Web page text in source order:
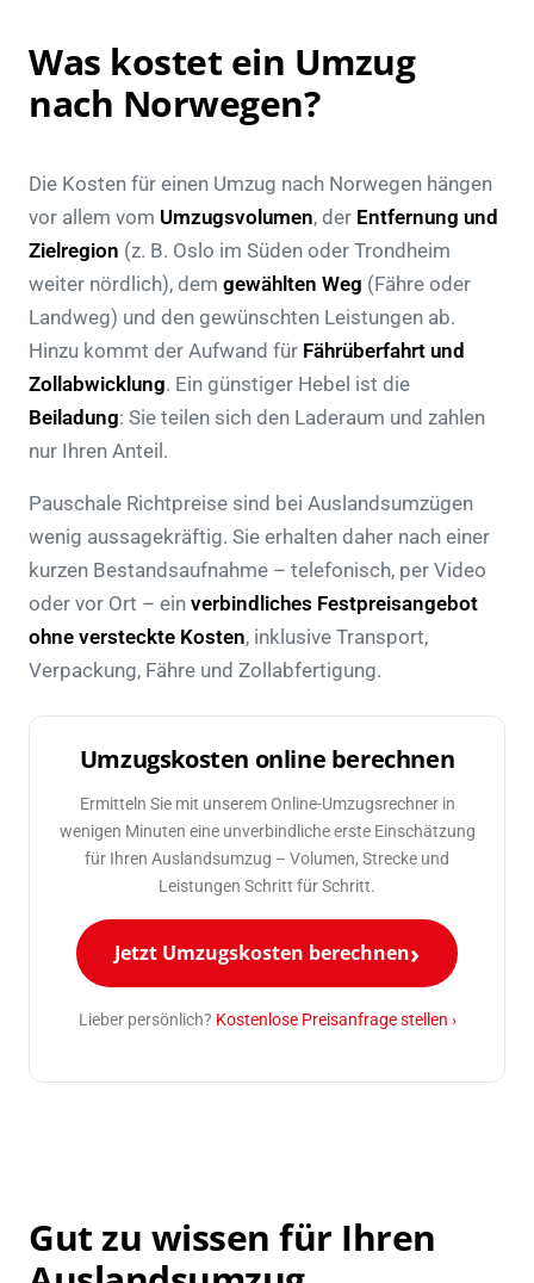
Was kostet ein Umzug
nach Norwegen?
Die Kosten für einen Umzug nach Norwegen hängen
vor allem vom Umzugsvolumen, der Entfernung und
Zielregion (z. B. Oslo im Süden oder Trondheim
weiter nördlich), dem gewählten Weg (Fähre oder
Landweg) und den gewünschten Leistungen ab.
Hinzu kommt der Aufwand für Fährüberfahrt und
Zollabwicklung. Ein günstiger Hebel ist die
Beiladung: Sie teilen sich den Laderaum und zahlen
nur Ihren Anteil.
Pauschale Richtpreise sind bei Auslandsumzügen
wenig aussagekräftig. Sie erhalten daher nach einer
kurzen Bestandsaufnahme – telefonisch, per Video
oder vor Ort – ein verbindliches Festpreisangebot
ohne versteckte Kosten, inklusive Transport,
Verpackung, Fähre und Zollabfertigung.
Umzugskosten online berechnen
Ermitteln Sie mit unserem Online-Umzugsrechner in
wenigen Minuten eine unverbindliche erste Einschätzung
für Ihren Auslandsumzug – Volumen, Strecke und
Leistungen Schritt für Schritt.
Jetzt Umzugskosten berechnen
Lieber persönlich? Kostenlose Preisanfrage stellen ›
Gut zu wissen für Ihren